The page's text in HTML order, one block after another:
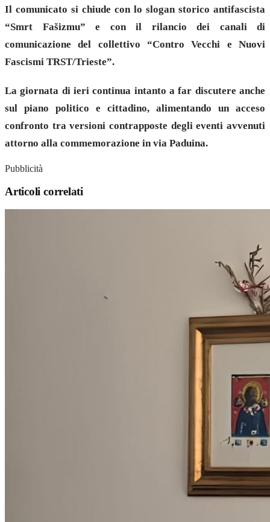
Il comunicato si chiude con lo slogan storico antifascista
“Smrt Fašizmu” e con il rilancio dei canali di
comunicazione del collettivo “Contro Vecchi e Nuovi
Fascismi TRST/Trieste”.
La giornata di ieri continua intanto a far discutere anche
sul piano politico e cittadino, alimentando un acceso
confronto tra versioni contrapposte degli eventi avvenuti
attorno alla commemorazione in via Paduina.
Pubblicità
Articoli correlati